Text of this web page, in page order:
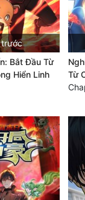
Bắt Đầu Từ
Hiển Linh
Từ